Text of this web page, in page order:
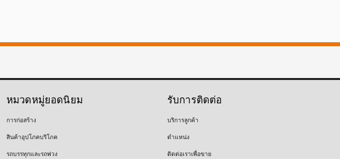
หมวดหมู่ยอดนิยม
การก่อสร้าง
สินค้าอุปโภคบริโภค
รถบรรทุกและรถพ่วง
รับการติดต่อ
บริการลูกค้า
ตำแหน่ง
ติดต่อเราเพื่อขาย